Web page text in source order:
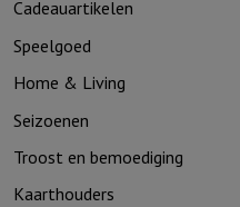
Cadeauartikelen
Speelgoed
Home & Living
Seizoenen
Troost en bemoediging
Kaarthouders